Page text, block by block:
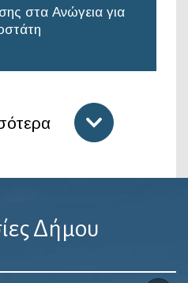
στα Ανώγεια για
Δήμου